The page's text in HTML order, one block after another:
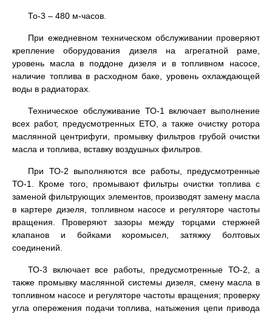
То-3 – 480 м-часов.
При ежедневном техническом обслуживании проверяют
крепление оборудования дизеля на агрегатной раме,
уровень масла в поддоне дизеля и в топливном насосе,
наличие топлива в расходном баке, уровень охлаждающей
воды в радиаторах.
Техническое обслуживание ТО-1 включает выполнение
всех работ, предусмотренных ЕТО, а также очистку ротора
маслянной центрифуги, промывку фильтров грубой очистки
масла и топлива, вставку воздушных фильтров.
При ТО-2 выполняются все работы, предусмотренные
ТО-1. Кроме того, промывают фильтры очистки топлива с
заменой фильтрующих элементов, производят замену масла
в картере дизеля, топливном насосе и регуляторе частоты
вращения. Проверяют зазоры между торцами стержней
клапанов и бойками коромысел, затяжку болтовых
соединений.
ТО-3 включает все работы, предусмотренные ТО-2, а
также промывку маслянной системы дизеля, смену масла в
топливном насосе и регуляторе частоты вращения; проверку
угла опережения подачи топлива, натыжения цепи привода